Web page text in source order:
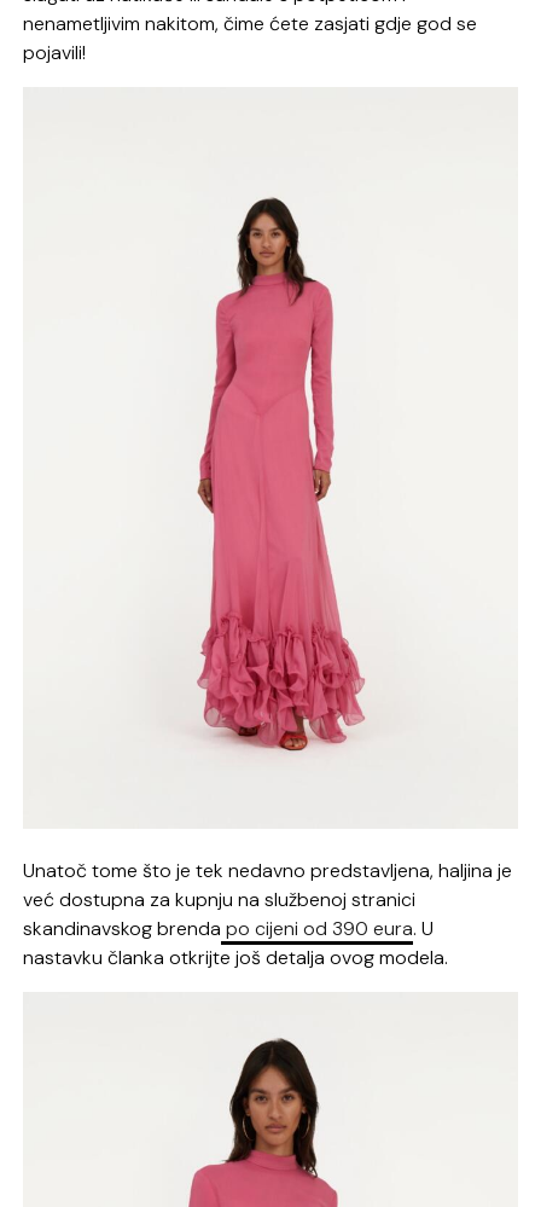
nenametljivim nakitom, čime ćete zasjati gdje god se
pojavili!
Unatoč tome što je tek nedavno predstavljena, haljina je
već dostupna za kupnju na službenoj stranici
skandinavskog brenda po cijeni od 390 eura. U
nastavku članka otkrijte još detalja ovog modela.